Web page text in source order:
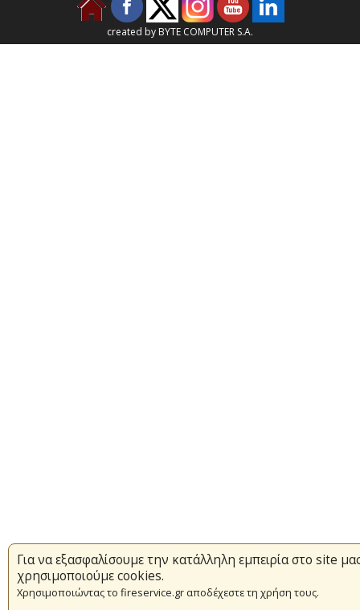
Για να εξασφαλίσουμε την κατάλληλη εμπειρία στο site
χρησιμοποιούμε cookies.
Χρησιμοποιώντας το fireservice.gr αποδέχεστε τη χρήση τους.
created by BYTE COMPUTER S.A.